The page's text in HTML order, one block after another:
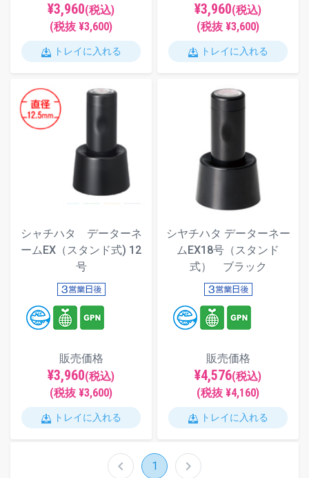
¥3,960(税込)
(税抜 ¥3,600)
トレイに入れる
¥3,960(税込)
(税抜 ¥3,600)
トレイに入れる
シャチハタ データーネ
ームEX（スタンド式) 12
号
販売価格
¥3,960(税込)
(税抜 ¥3,600)
トレイに入れる
シヤチハタ データーネー
ムEX18号（スタンド
式） ブラック
販売価格
¥4,576(税込)
(税抜 ¥4,160)
トレイに入れる
chevron_left 1 chevron_right